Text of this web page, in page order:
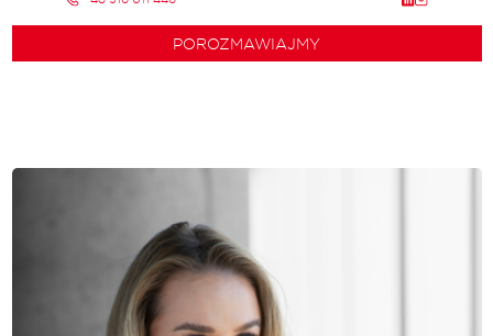
POROZMAWIAJMY